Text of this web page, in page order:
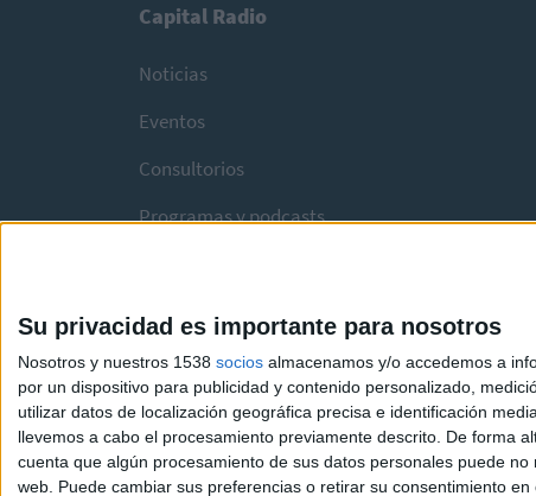
Su privacidad es importante para nosotros
Nosotros y nuestros 1538 socios almacenamos y/o accedemos a
por un dispositivo para publicidad y contenido personalizado,
utilizar datos de localización geográfica precisa e identificación
llevemos a cabo el procesamiento previamente descrito. De forma
cuenta que algún procesamiento de sus datos personales puede
web. Puede cambiar sus preferencias o retirar su consentimiento
Capital Radio
Noticias
Eventos
Consultorios
Programas y podcasts